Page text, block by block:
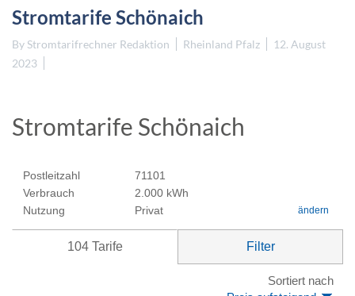
Stromtarife Schönaich
By Stromtarifrechner Redaktion Rheinland Pfalz
12. August
2023
Stromtarife Schönaich